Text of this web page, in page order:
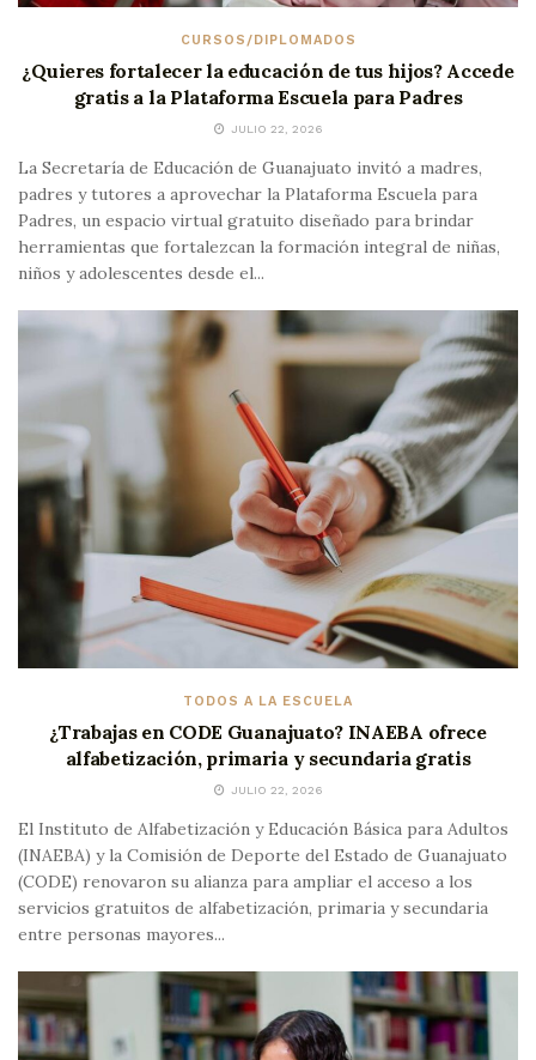
CURSOS/DIPLOMADOS
¿Quieres fortalecer la educación de tus hijos? Accede
gratis a la Plataforma Escuela para Padres
JULIO 22, 2026
La Secretaría de Educación de Guanajuato invitó a madres,
padres y tutores a aprovechar la Plataforma Escuela para
Padres, un espacio virtual gratuito diseñado para brindar
herramientas que fortalezcan la formación integral de niñas,
niños y adolescentes desde el...
TODOS A LA ESCUELA
¿Trabajas en CODE Guanajuato? INAEBA ofrece
alfabetización, primaria y secundaria gratis
JULIO 22, 2026
El Instituto de Alfabetización y Educación Básica para Adultos
(INAEBA) y la Comisión de Deporte del Estado de Guanajuato
(CODE) renovaron su alianza para ampliar el acceso a los
servicios gratuitos de alfabetización, primaria y secundaria
entre personas mayores...